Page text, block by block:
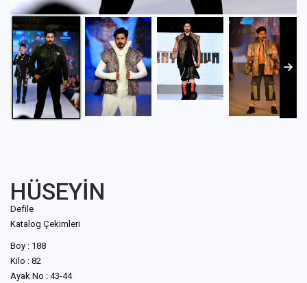
HÜSEYİN
Defile
Katalog Çekimleri
Boy : 188
Kilo : 82
Ayak No : 43-44